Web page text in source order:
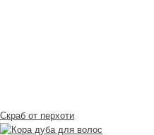
Скраб от перхоти